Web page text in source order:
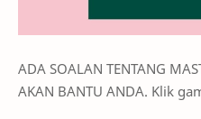
ADA SOALAN TENTANG
AKAN BANTU ANDA. Klik